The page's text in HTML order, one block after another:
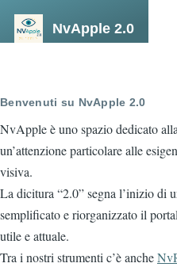
NvApple 2.0
Benvenuti su NvApple 2.0
NvApple è uno spazio dedicato
un’attenzione particolare alle
visiva.
La dicitura “2.0” segna l’inizio di
semplificato e riorganizzato il
utile e attuale.
Tra i nostri strumenti c’è anche